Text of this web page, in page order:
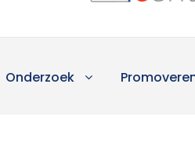
Onderzoek